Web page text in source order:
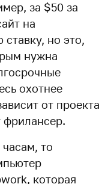
за $50 за
на
но это,
нужна
охотнее
от проекта
фрилансер.
то
которая